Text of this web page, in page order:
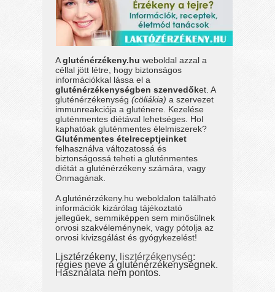
Agluténérzékeny.hu weboldal azzal a
céllal jött létre, hogy biztonságos
információkkal lássa el a
gluténérzékenységben szenvedőket. A
gluténérzékenység(cöliákia) a szervezet
immunreakciója a gluténere. Kezelése
gluténmentes diétával lehetséges. Hol
kaphatóak gluténmentes élelmiszerek?
Gluténmentes ételreceptjeinket
felhasználva változatossá és
biztonságossá teheti a gluténmentes
diétát a gluténérzékeny számára, vagy
Önmagának.
A gluténérzékeny.hu weboldalon található
információk kizárólag tájékoztató
jellegűek, semmiképpen sem minősülnek
orvosi szakvéleménynek, vagy pótolja az
orvosi kivizsgálást és gyógykezelést!
Lisztérzékeny, lisztérzékenység:
régies neve a gluténérzékenységnek.
Használata nem pontos.